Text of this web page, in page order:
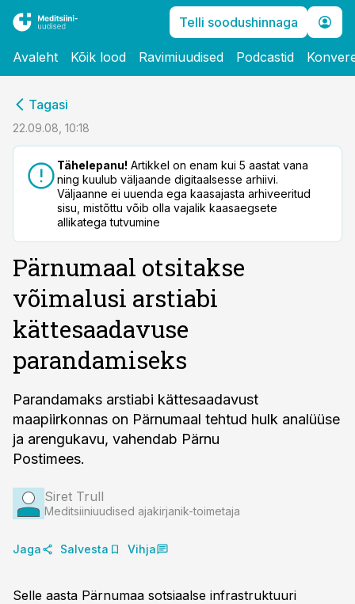
Telli soodushinnaga
Avaleht Kõik lood Ravimiuudised Podcastid
Tagasi
22.09.08, 10:18
Tähelepanu! Artikkel on enam kui 5 aastat vana
ning kuulub väljaande digitaalsesse arhiivi.
Väljaanne ei uuenda ega kaasajasta arhiveeritud
sisu, mistõttu võib olla vajalik kaasaegsete
allikatega tutvumine
Pärnumaal otsitakse
võimalusi arstiabi
kättesaadavuse
parandamiseks
Parandamaks arstiabi kättesaadavust
maapiirkonnas on Pärnumaal tehtud hulk analüüse
ja arengukavu, vahendab Pärnu
Postimees.
Siret Trull
Meditsiiniuudised ajakirjanik-toimetaja
Jaga Salvesta Vihja
Selle aasta Pärnumaa sotsiaalse infrastruktuuri